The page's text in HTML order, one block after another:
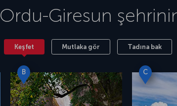
Ordu-Giresun
Keşfet Mutlaka gör Tadına bak
B C